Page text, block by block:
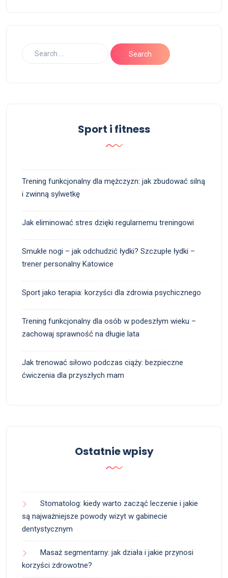
Sport i fitness
Trening funkcjonalny dla mężczyzn: jak zbudować silną
i zwinną sylwetkę
Jak eliminować stres dzięki regularnemu treningowi
Smukłe nogi – jak odchudzić łydki? Szczupłe łydki –
trener personalny Katowice
Sport jako terapia: korzyści dla zdrowia psychicznego
Trening funkcjonalny dla osób w podeszłym wieku –
zachowaj sprawność na długie lata
Jak trenować siłowo podczas ciąży: bezpieczne
ćwiczenia dla przyszłych mam
Ostatnie wpisy
Stomatolog: kiedy warto zacząć leczenie i jakie
są najważniejsze powody wizyt w gabinecie
dentystycznym
Masaż segmentarny: jak działa i jakie przynosi
korzyści zdrowotne?